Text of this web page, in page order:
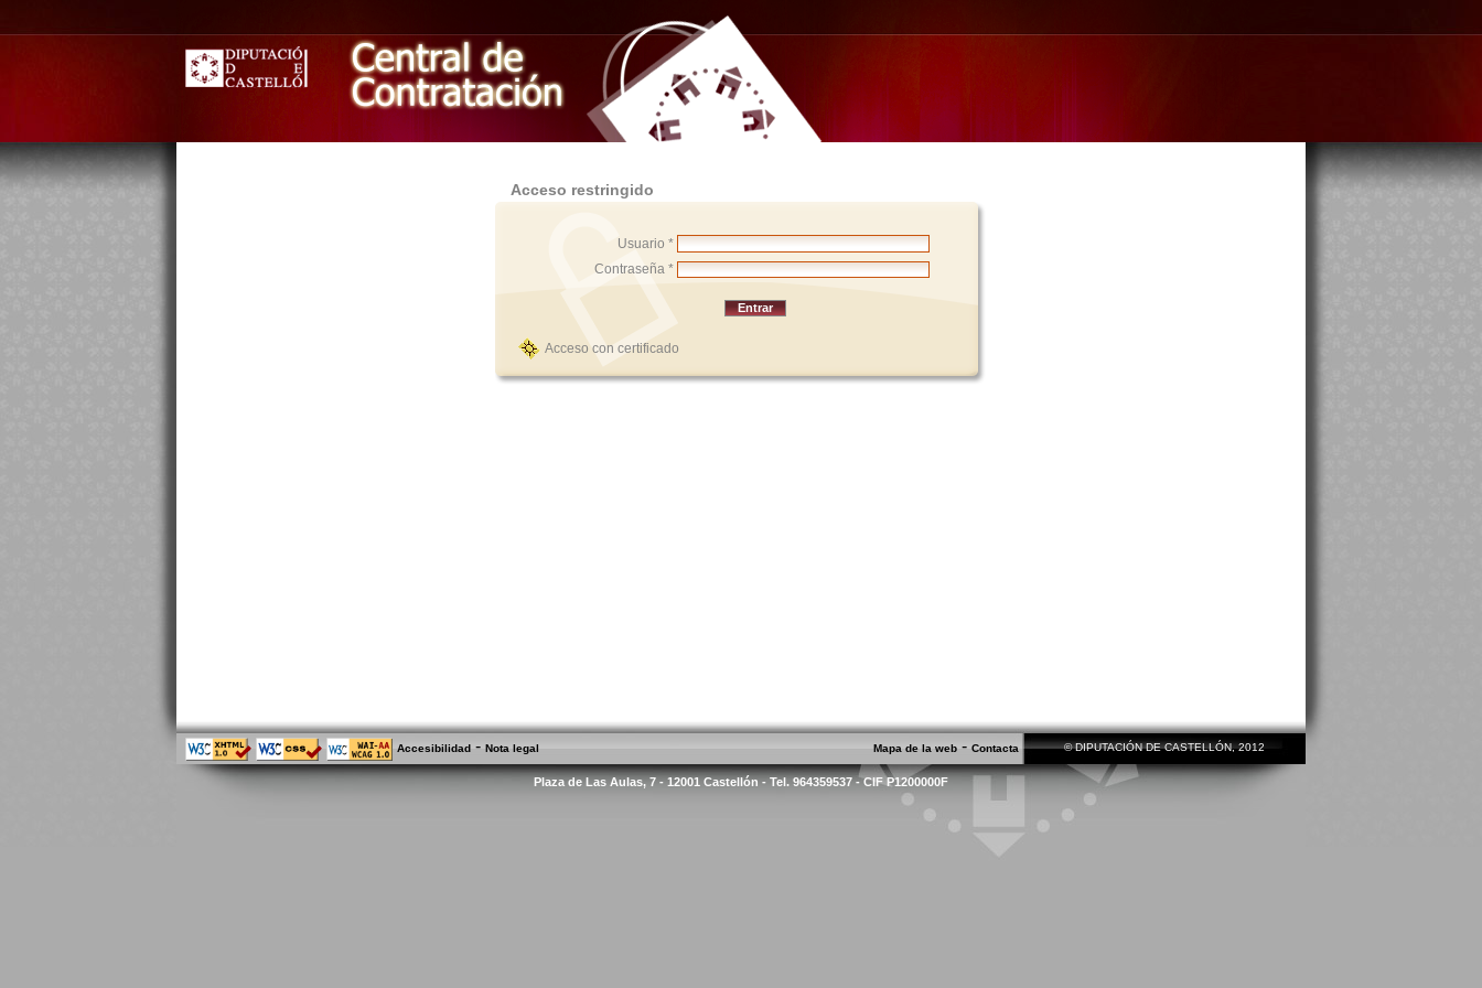
Acceso restringido
Usuario *
Contraseña *
Acceso con certificado
Accesibilidad - Nota legal Mapa de la web - Contacta © DIPUTACIÓN DE CASTELLÓN, 2012
Plaza de Las Aulas, 7 - 12001 Castellón - Tel. 964359537 - CIF P1200000F